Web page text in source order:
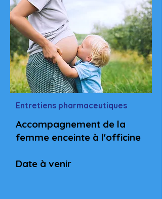
Entretiens pharmaceutiques
Accompagnement de la
femme enceinte à l'officine
Date à venir